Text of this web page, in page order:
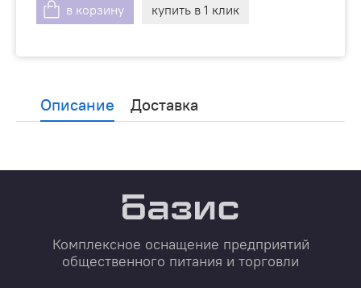
в корзину купить в 1 клик
Описание Доставка
Комплексное оснащение предприятий
общественного питания и торговли